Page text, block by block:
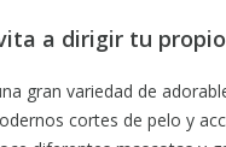
a dirigir tu
gran variedad de
cortes de pelo y